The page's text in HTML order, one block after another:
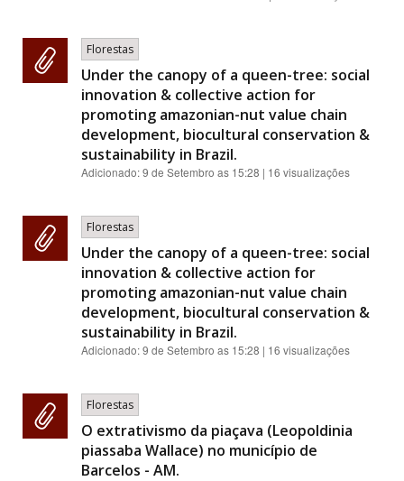
Florestas
Under the canopy of a queen-tree: social
innovation & collective action for
promoting amazonian-nut value chain
development, biocultural conservation &
sustainability in Brazil.
Adicionado:9 de Setembro as 15:28 | 16 visualizações
Florestas
Under the canopy of a queen-tree: social
innovation & collective action for
promoting amazonian-nut value chain
development, biocultural conservation &
sustainability in Brazil.
Adicionado:9 de Setembro as 15:28 | 16 visualizações
Florestas
O extrativismo da piaçava (Leopoldinia
piassaba Wallace) no município de
Barcelos - AM.